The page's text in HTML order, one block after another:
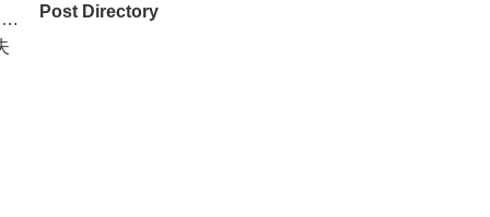
Post Directory